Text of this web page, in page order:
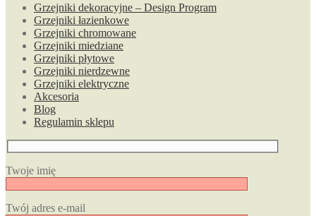
Grzejniki dekoracyjne – Design Program
Grzejniki łazienkowe
Grzejniki chromowane
Grzejniki miedziane
Grzejniki płytowe
Grzejniki nierdzewne
Grzejniki elektryczne
Akcesoria
Blog
Regulamin sklepu
Twoje imię
Twój adres e-mail